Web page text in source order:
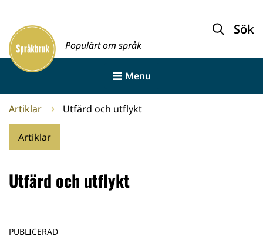
innehållet
Framsida
Populärt om språk
Sök
Menu
Artiklar Utfärd och utflykt
Artiklar
Utfärd och utflykt
PUBLICERAD